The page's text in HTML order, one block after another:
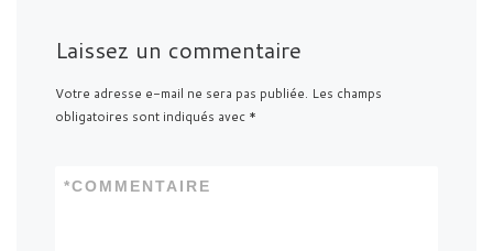
Laissez un commentaire
Votre adresse e-mail ne sera pas publiée. Les champs
obligatoires sont indiqués avec *
COMMENTAIRE
*